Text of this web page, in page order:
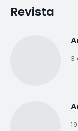
Revista
3